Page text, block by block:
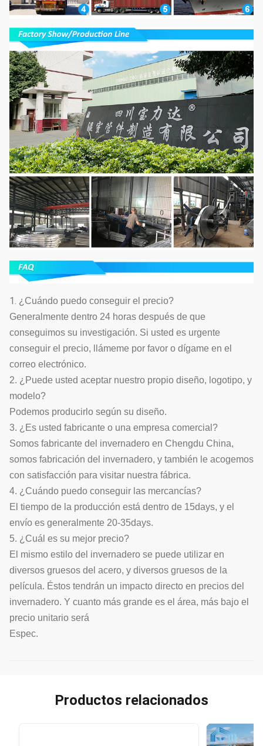
1. ¿Cuándo puedo conseguir el precio?
Generalmente dentro 24 horas después de que
conseguimos su investigación. Si usted es urgente
conseguir el precio, llámeme por favor o dígame en el
correo electrónico.
2. ¿Puede usted aceptar nuestro propio diseño, logotipo, y
modelo?
Podemos producirlo según su diseño.
3. ¿Es usted fabricante o una empresa comercial?
Somos fabricante del invernadero en Chengdu China,
somos fabricación del invernadero, y también le acogemos
con satisfacción para visitar nuestra fábrica.
4. ¿Cuándo puedo conseguir las mercancías?
El tiempo de la producción está dentro de 15days, y el
envío es generalmente 20-35days.
5. ¿Cuál es su mejor precio?
El mismo estilo del invernadero se puede utilizar en
diversos gruesos del acero, y diversos gruesos de la
película. Éstos tendrán un impacto directo en precios del
invernadero. Y cuanto más grande es el área, más bajo el
precio unitario será
Espec.
Productos relacionados